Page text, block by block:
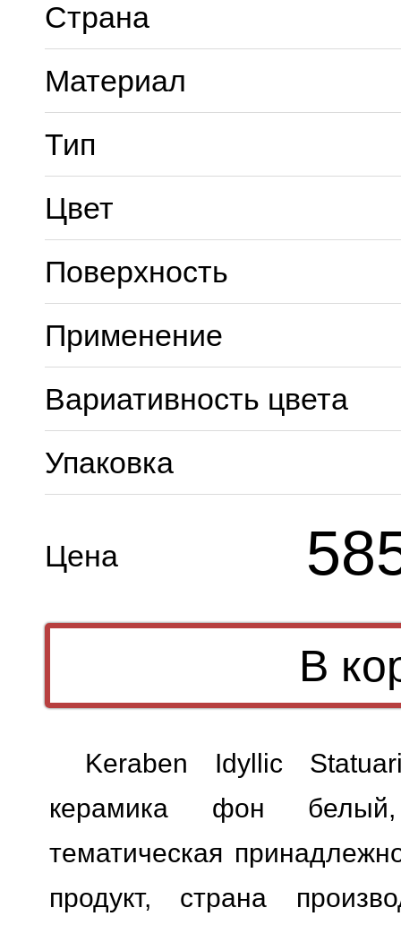
Страна
Материал
Тип
Цвет
Поверхность
Применение
Вариативность цвета
Упаковка
Цена
Keraben Idyllic
керамика фон белый,
тематическая
продукт, страна